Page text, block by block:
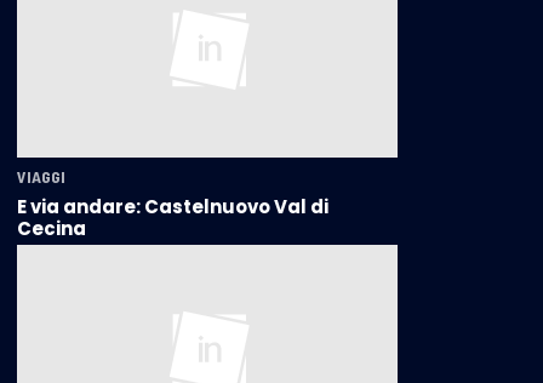
VIAGGI
E via andare: Castelnuovo Val di
Cecina